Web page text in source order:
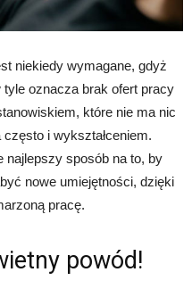
niekiedy wymagane, gdyż
oznacza brak ofert pracy
które nie ma nic
i wykształceniem.
najlepszy sposób na to, by
nowe umiejętności, dzięki
pracę.
powód!